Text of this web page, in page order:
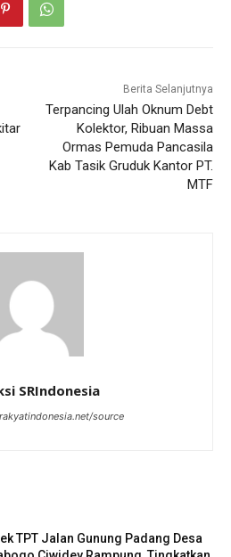
Berita Selanjutnya
Terpancing Ulah Oknum Debt
Kolektor, Ribuan Massa
Ormas Pemuda Pancasila
Kab Tasik Gruduk Kantor PT.
MTF
SRIndonesia
source
TPT Jalan Gunung Padang Desa